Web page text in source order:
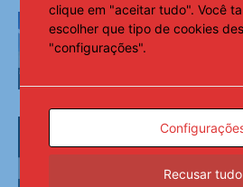
TSE cria
desinformação
Federação
à candidatura
clique em "aceitar tudo". Você
escolher que tipo de cookies
"configurações".
Recusar tudo